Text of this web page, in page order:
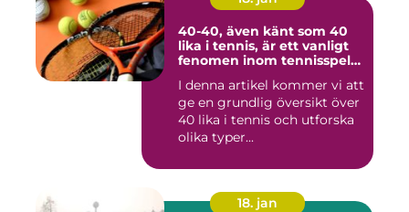
40-40, även känt som 40
lika i tennis, är ett vanligt
fenomen inom tennisspelet
spännande och
frustrerande för spelare
och fans
I denna artikel kommer vi att
ge en grundlig översikt över
40 lika i tennis och utforska
olika typer...
18. jan